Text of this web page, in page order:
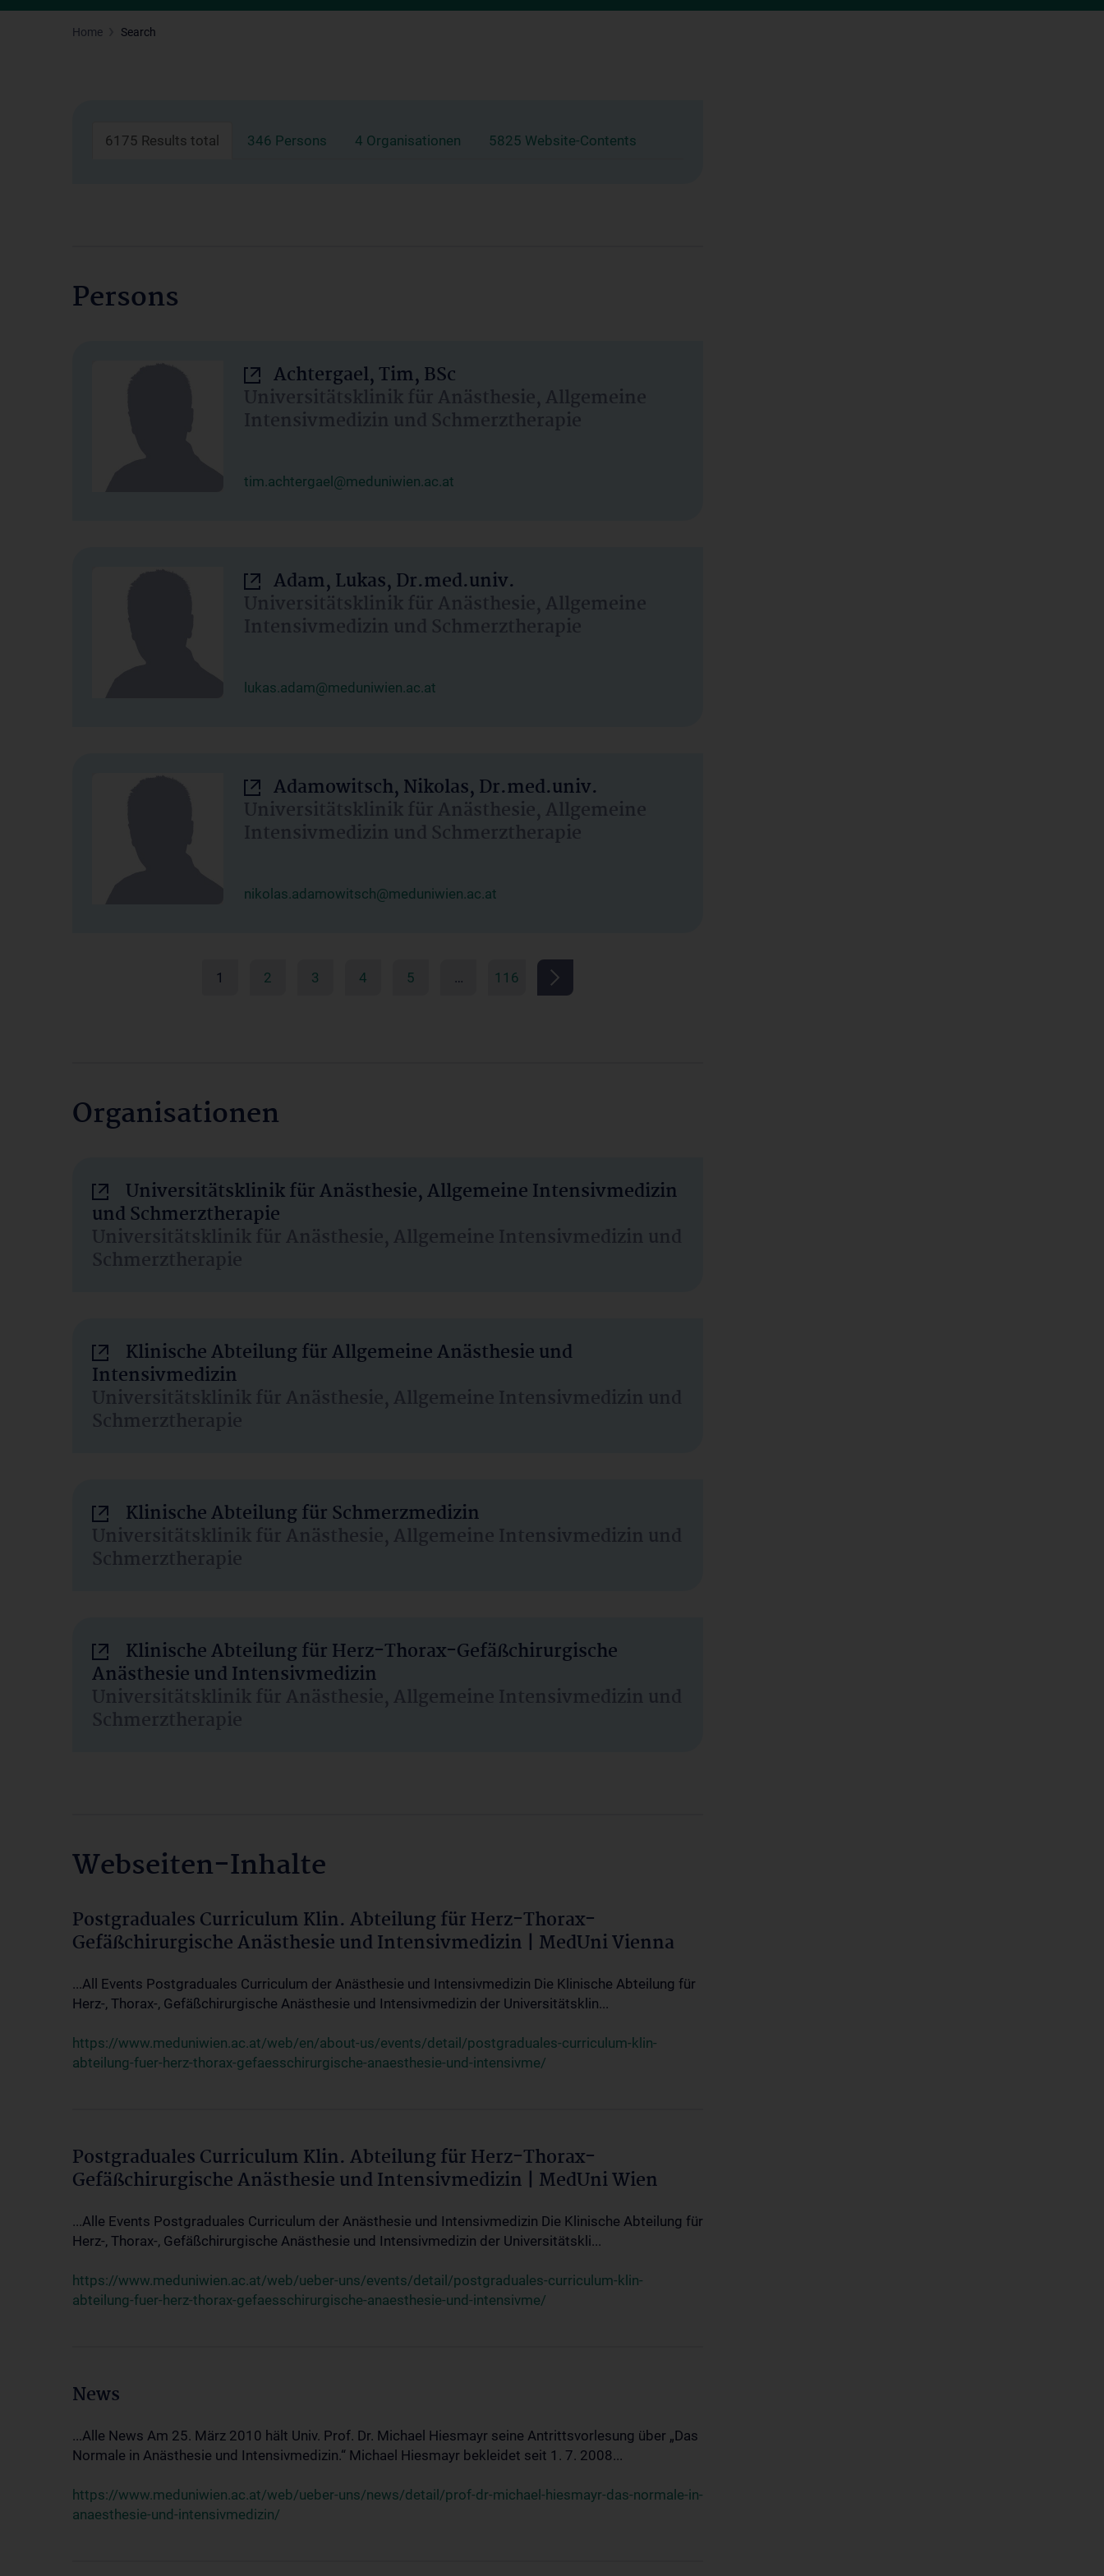
Home Search
6175 Results total 346 Persons 4 Organisationen 5825 Website-Contents
Persons
Achtergael, Tim, BSc
Universitätsklinik für Anästhesie, Allgemeine
Intensivmedizin und Schmerztherapie
tim.achtergael@meduniwien.ac.at
Adam, Lukas, Dr.med.univ.
Universitätsklinik für Anästhesie, Allgemeine
Intensivmedizin und Schmerztherapie
lukas.adam@meduniwien.ac.at
Adamowitsch, Nikolas, Dr.med.univ.
Universitätsklinik für Anästhesie, Allgemeine
Intensivmedizin und Schmerztherapie
nikolas.adamowitsch@meduniwien.ac.at
1 2 3 4 5 … 116
Organisationen
Universitätsklinik für Anästhesie, Allgemeine Intensivmedizin
und Schmerztherapie
Universitätsklinik für Anästhesie, Allgemeine Intensivmedizin und
Schmerztherapie
Klinische Abteilung für Allgemeine Anästhesie und
Intensivmedizin
Universitätsklinik für Anästhesie, Allgemeine Intensivmedizin und
Schmerztherapie
Klinische Abteilung für Schmerzmedizin
Universitätsklinik für Anästhesie, Allgemeine Intensivmedizin und
Schmerztherapie
Klinische Abteilung für Herz-Thorax-Gefäßchirurgische
Anästhesie und Intensivmedizin
Universitätsklinik für Anästhesie, Allgemeine Intensivmedizin und
Schmerztherapie
Webseiten-Inhalte
Postgraduales Curriculum Klin. Abteilung für Herz-Thorax-
Gefäßchirurgische Anästhesie und Intensivmedizin | MedUni Vienna
...All Events Postgraduales Curriculum der Anästhesie und Intensivmedizin Die Klinische Abteilung für
Herz-, Thorax-, Gefäßchirurgische Anästhesie und Intensivmedizin der Universitätsklin...
https://www.meduniwien.ac.at/web/en/about-us/events/detail/postgraduales-curriculum-klin-
abteilung-fuer-herz-thorax-gefaesschirurgische-anaesthesie-und-intensivme/
Postgraduales Curriculum Klin. Abteilung für Herz-Thorax-
Gefäßchirurgische Anästhesie und Intensivmedizin | MedUni Wien
...Alle Events Postgraduales Curriculum der Anästhesie und Intensivmedizin Die Klinische Abteilung für
Herz-, Thorax-, Gefäßchirurgische Anästhesie und Intensivmedizin der Universitätskli...
https://www.meduniwien.ac.at/web/ueber-uns/events/detail/postgraduales-curriculum-klin-
abteilung-fuer-herz-thorax-gefaesschirurgische-anaesthesie-und-intensivme/
News
...Alle News Am 25. März 2010 hält Univ. Prof. Dr. Michael Hiesmayr seine Antrittsvorlesung über „Das
Normale in Anästhesie und Intensivmedizin.“ Michael Hiesmayr bekleidet seit 1. 7. 2008...
https://www.meduniwien.ac.at/web/ueber-uns/news/detail/prof-dr-michael-hiesmayr-das-normale-in-
anaesthesie-und-intensivmedizin/